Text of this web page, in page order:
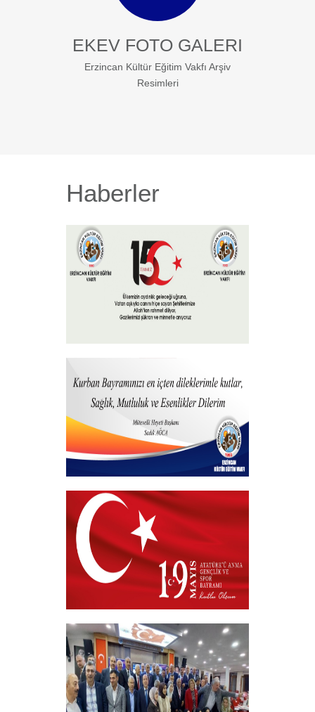
EKEV FOTO GALERI
Erzincan Kültür Eğitim Vakfı Arşiv
Resimleri
Haberler
+
Hayırlı Bayramlar
+
19 MAYIS 2026
+